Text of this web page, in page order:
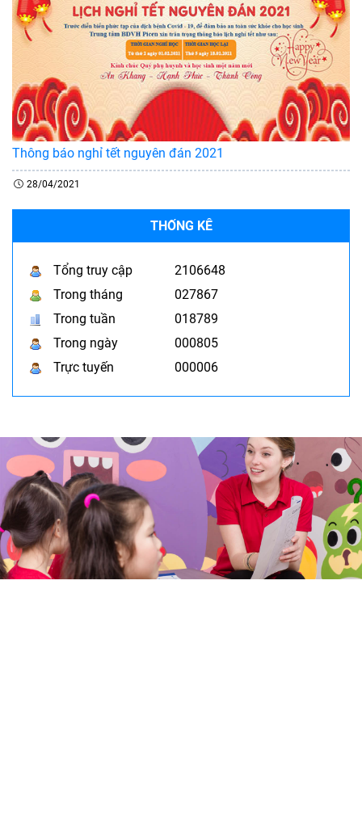
Thông báo nghỉ tết nguyên đán 2021
28/04/2021
THỐNG KÊ
Tổng truy cập
2106648
Trong tháng
027867
Trong tuần
018789
Trong ngày
000805
Trực tuyến
000006